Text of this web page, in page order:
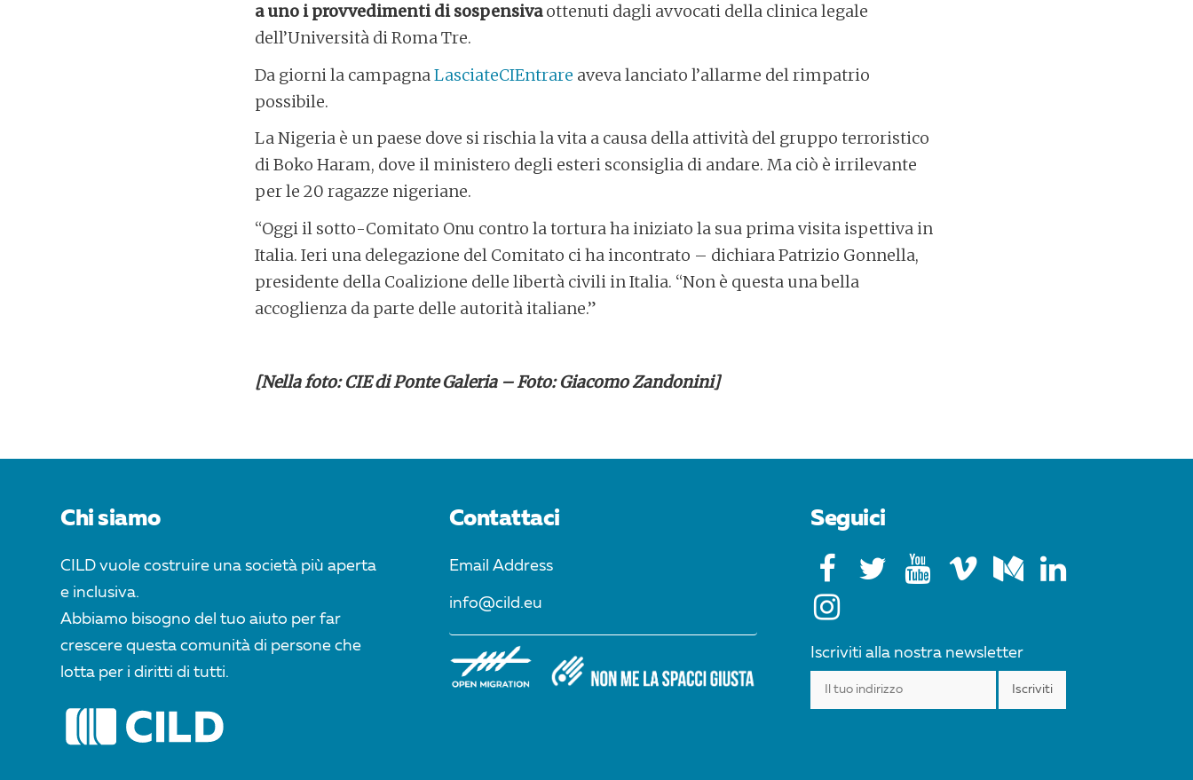
a uno i provvedimenti di sospensivaottenuti dagli avvocati della clinica legale
dell’Università di Roma Tre.
Da giorni la campagnaLasciateCIEntrare aveva lanciato l’allarme del rimpatrio
possibile.
La Nigeria è un paese dove si rischia la vita a causa della attività del gruppo terroristico
di Boko Haram, dove il ministero degli esteri sconsiglia di andare. Ma ciò è irrilevante
per le 20 ragazze nigeriane.
“Oggi il sotto-Comitato Onu contro la tortura ha iniziato la sua prima visita ispettiva in
Italia. Ieri una delegazione del Comitato ci ha incontrato – dichiara Patrizio Gonnella,
presidente della Coalizione delle libertà civili in Italia. “Non è questa una bella
accoglienza da parte delle autorità italiane.”
[Nella foto: CIE di Ponte Galeria – Foto: Giacomo Zandonini]
POST
Chi siamo
CILD vuole costruire una società più aperta
e inclusiva.
Abbiamo bisogno del tuo aiuto per far
crescere questa comunità di persone che
lotta per i diritti di tutti.
Contattaci
Email Address
info@cild.eu
Seguici
Iscriviti alla nostra newsletter